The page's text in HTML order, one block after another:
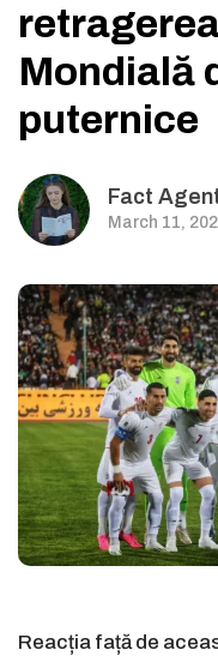
Mondială
puternice
Fact
March 11,
Reacția față de